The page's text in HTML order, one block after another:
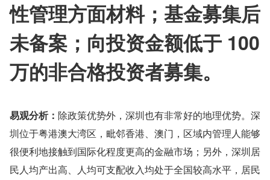
性管理方面材料；基金募集后
未备案；向投资金额低于 100
万的非合格投资者募集。
易观分析： 除政策优势外，深圳也有非常好的地理优势。深
圳位于粤港澳大湾区，毗邻香港、澳门，区域内管理人能够
很便利地接触到国际化程度更高的金融市场；另外，深圳居
民人均产出高、人均可支配收入均处于全国较高水平，居民